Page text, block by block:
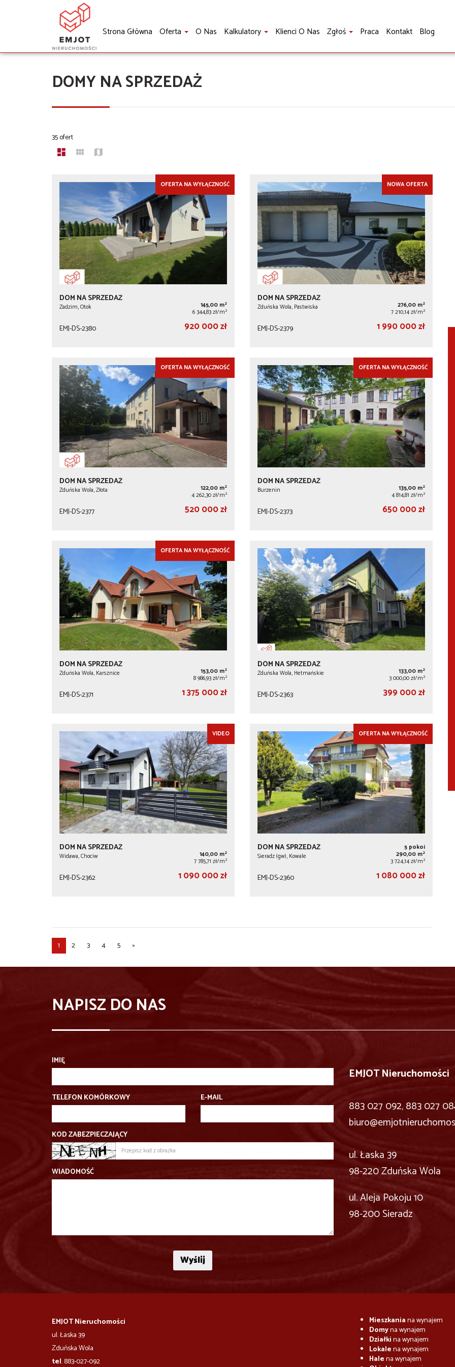
Strona Główna Oferta O Nas Kalkulatory Klienci O Nas Zgłoś Praca Kontakt Blog
DOMY NA SPRZEDAŻ
35 ofert
OFERTA NA WYŁĄCZNOŚĆ
DOM NA SPRZEDAŻ
Zadzim, Otok 145,00 m2
6 344,83 zł/m2
EMJ-DS-2380 920 000 zł
NOWA OFERTA
DOM NA SPRZEDAŻ
Zduńska Wola, Pastwiska 276,00 m2
7 210,14 zł/m2
EMJ-DS-2379 1 990 000 zł
OFERTA NA WYŁĄCZNOŚĆ
DOM NA SPRZEDAŻ
Zduńska Wola, Złota 122,00 m2
4 262,30 zł/m2
EMJ-DS-2377 520 000 zł
OFERTA NA WYŁĄCZNOŚĆ
DOM NA SPRZEDAŻ
Burzenin 135,00 m2
4 814,81 zł/m2
EMJ-DS-2373 650 000 zł
OFERTA NA WYŁĄCZNOŚĆ
DOM NA SPRZEDAŻ
Zduńska Wola, Karsznice 153,00 m2
8 986,93 zł/m2
EMJ-DS-2371 1 375 000 zł
DOM NA SPRZEDAŻ
Zduńska Wola, Hetmańskie 133,00 m2
3 000,00 zł/m2
EMJ-DS-2363 399 000 zł
VIDEO
DOM NA SPRZEDAŻ
Widawa, Chociw 140,00 m2
7 785,71 zł/m2
EMJ-DS-2362 1 090 000 zł
OFERTA NA WYŁĄCZNOŚĆ
DOM NA SPRZEDAŻ
Sieradz (gw), Kowale
5 pokoi
290,00 m2
3 724,14 zł/m2
EMJ-DS-2360 1 080 000 zł
1 2 3 4 5 »
NAPISZ DO NAS
IMIĘ
TELEFON KOMÓRKOWY E-MAIL
KOD ZABEZPIECZAJĄCY
WIADOMOŚĆ
EMJOT Nieruchomości
883 027 092, 883 027
ul. Łaska 39
98-220 Zduńska Wola
ul. Aleja Pokoju 10
98-200 Sieradz
EMJOT Nieruchomości
ul. Łaska 39
Zduńska Wola
tel. 883-027-092
Mieszkaniana wynajem
Domyna wynajem
Działkina wynajem
Lokalena wynajem
Halena wynajem